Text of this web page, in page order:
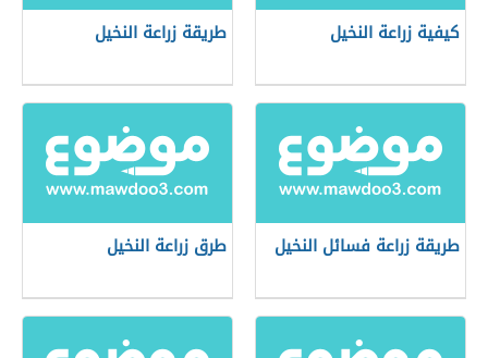
كيفية زراعة النخيل طريقة زراعة النخيل
طريقة زراعة فسائل النخيل طرق زراعة النخيل